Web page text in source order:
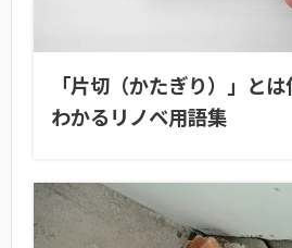
「片切（かたぎり）」と
わかるリノベ用語集